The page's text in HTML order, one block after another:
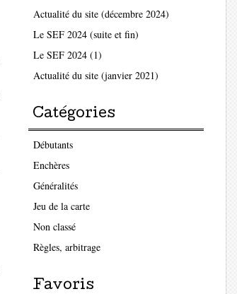
Actualité du site (décembre 2024)
Le SEF 2024 (suite et fin)
Le SEF 2024 (1)
Actualité du site (janvier 2021)
Catégories
Débutants
Enchères
Généralités
Jeu de la carte
Non classé
Règles, arbitrage
Favoris